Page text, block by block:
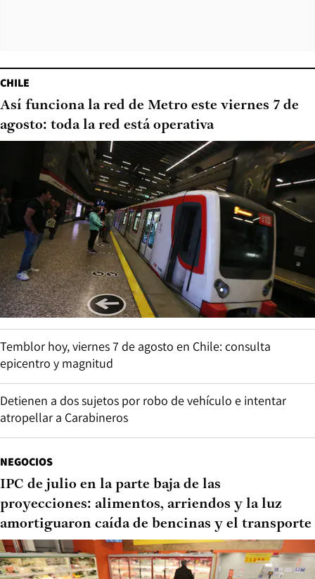
CHILE
Así funciona la red de Metro este viernes 7 de
agosto: toda la red está operativa
Temblor hoy, viernes 7 de agosto en Chile: consulta
epicentro y magnitud
Detienen a dos sujetos por robo de vehículo e intentar
atropellar a Carabineros
NEGOCIOS
IPC de julio en la parte baja de las
proyecciones: alimentos, arriendos y la luz
amortiguaron caída de bencinas y el transporte